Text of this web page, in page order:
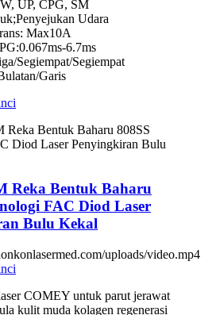
UP, CPG, SM
Udara
Max10A
6.7ms
Segiempat/Segiempat
Garis
Reka Bentuk Baharu
FAC Diod Laser
Bulu Kekal
uploads/video.mp4